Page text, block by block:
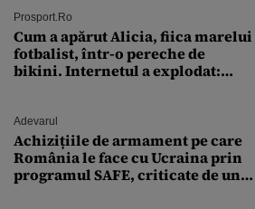
Prosport.ro
Cum a apărut Alicia, fiica marelui
fotbalist, într-o pereche de
bikini. Internetul a explodat:
Adevarul
Achizițiile de armament pe care
România le face cu Ucraina prin
programul SAFE, criticate de un